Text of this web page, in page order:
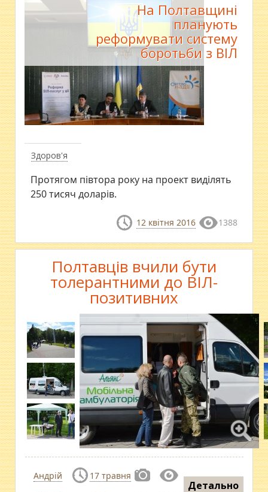
Здоров'я
На Полтавщині
планують
реформувати систему
боротьби з ВІЛ
Протягом півтора року на проект виділять
250 тисяч доларів.
12 квітня 2016 1388
Полтавців вчили бути
толерантними до ВІЛ-
позитивних
Андрій
17 травня
Детально